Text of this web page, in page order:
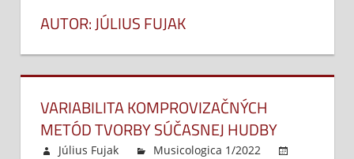
AUTOR: JÚLIUS FUJAK
VARIABILITA KOMPROVIZAČNÝCH
METÓD TVORBY SÚČASNEJ HUDBY
Július Fujak
Musicologica 1/2022